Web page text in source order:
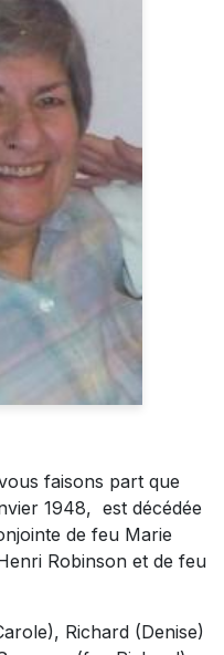
faisons part que
1948, est décédée
de feu Marie
Robinson et de feu
Richard (Denise)